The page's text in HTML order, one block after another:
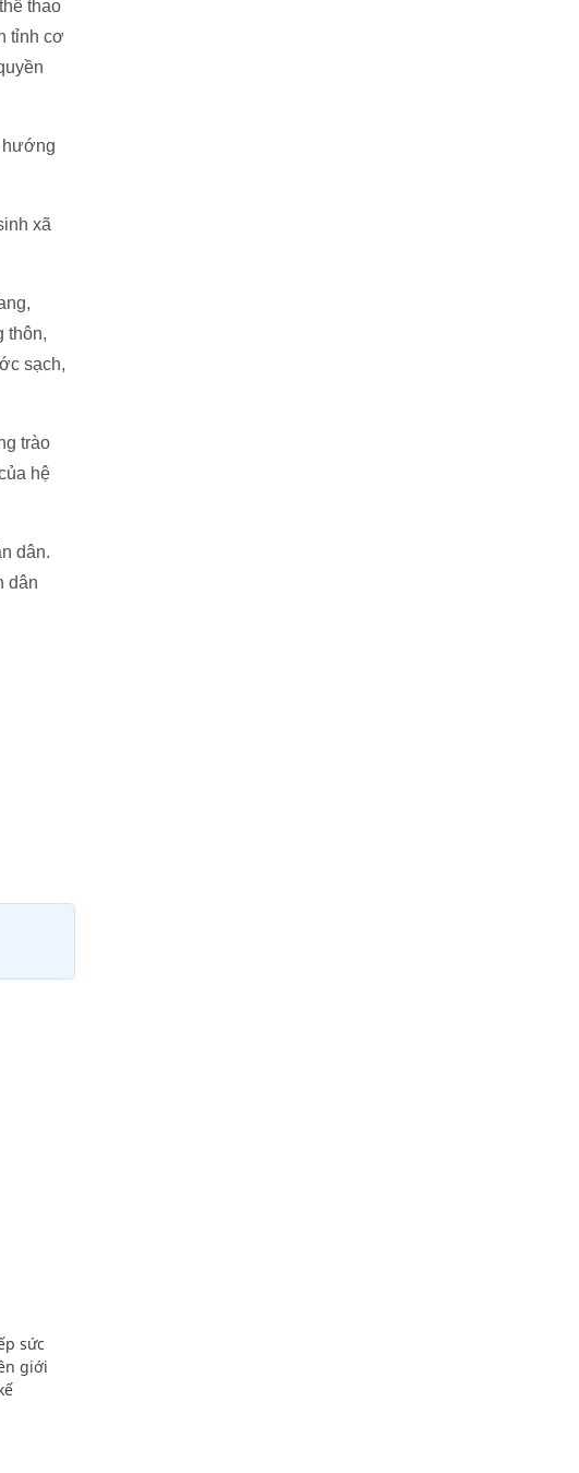
thao
tỉnh cơ
hướng
xã
thôn,
sạch,
trào
hệ
dân.
dân
sức
giới